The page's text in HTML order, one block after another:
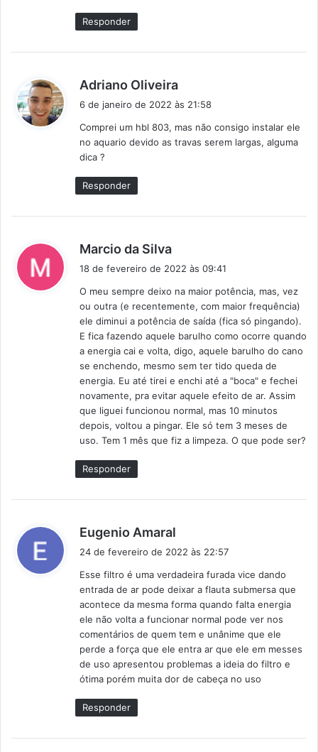
Responder
Adriano Oliveira
s
e
6 de janeiro de 2022 às 21:58
Comprei um hbl 803, mas não consigo instalar ele
no aquario devido as travas serem largas, alguma
dica ?
Responder
Marcio da Silva
i
s
e
:
18 de fevereiro de 2022 às 09:41
O meu sempre deixo na maior potência, mas, vez
ou outra (e recentemente, com maior frequência)
ele diminui a potência de saída (fica só pingando).
E fica fazendo aquele barulho como ocorre quando
a energia cai e volta, digo, aquele barulho do cano
se enchendo, mesmo sem ter tido queda de
energia. Eu até tirei e enchi até a "boca" e fechei
novamente, pra evitar aquele efeito de ar. Assim
que liguei funcionou normal, mas 10 minutos
depois, voltou a pingar. Ele só tem 3 meses de
uso. Tem 1 mês que fiz a limpeza. O que pode ser?
Responder
Eugenio Amaral
s
e
:
24 de fevereiro de 2022 às 22:57
Esse filtro é uma verdadeira furada vice dando
entrada de ar pode deixar a flauta submersa que
acontece da mesma forma quando falta energia
ele não volta a funcionar normal pode ver nos
comentários de quem tem e unânime que ele
perde a força que ele entra ar que ele em messes
de uso apresentou problemas a ideia do filtro e
ótima porém muita dor de cabeça no uso
Responder